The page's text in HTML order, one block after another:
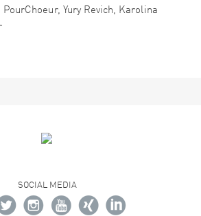
Yury Revich, Karolina
SOCIAL MEDIA